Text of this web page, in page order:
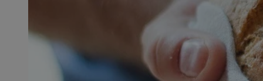
Nazwa
Nazwa
Provider
Domena